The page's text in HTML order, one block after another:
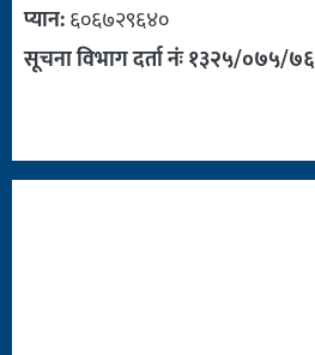
प्यान:६०६७२९६४०
सूचना विभाग दर्ता नंः १३२५/०७५/७६